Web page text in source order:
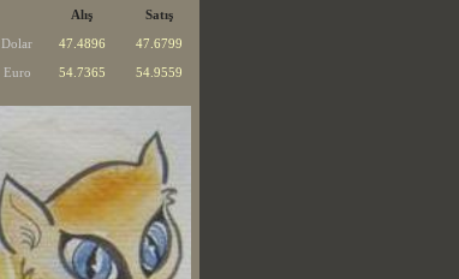
Alış
Satış
Dolar
47.4896
47.6799
Euro
54.7365 54.9559